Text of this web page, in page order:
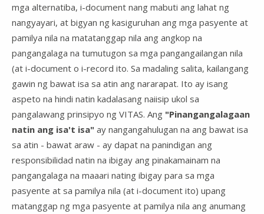
mga alternatiba, i-document nang mabuti ang lahat ng
nangyayari, at bigyan ng kasiguruhan ang mga pasyente at
pamilya nila na matatanggap nila ang angkop na
pangangalaga na tumutugon sa mga pangangailangan nila
(at i-document o i-record ito. Sa madaling salita, kailangang
gawin ng bawat isa sa atin ang nararapat. Ito ay isang
aspeto na hindi natin kadalasang naiisip ukol sa
pangalawang prinsipyo ng VITAS. Ang "Pinangangalagaan
natin ang isa't isa" ay nangangahulugan na ang bawat isa
sa atin - bawat araw - ay dapat na panindigan ang
responsibilidad natin na ibigay ang pinakamainam na
pangangalaga na maaari nating ibigay para sa mga
pasyente at sa pamilya nila (at i-document ito) upang
matanggap ng mga pasyente at pamilya nila ang anumang